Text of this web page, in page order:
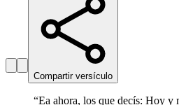
Compartir versículo
“Ea ahora, los que decís: Hoy y